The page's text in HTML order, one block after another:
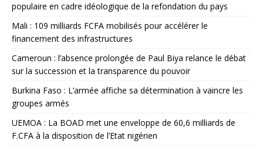
populaire en cadre idéologique de la refondation du pays
Mali : 109 milliards FCFA mobilisés pour accélérer le
financement des infrastructures
Cameroun : l’absence prolongée de Paul Biya relance le débat
sur la succession et la transparence du pouvoir
Burkina Faso : L’armée affiche sa détermination à vaincre les
groupes armés
UEMOA : La BOAD met une enveloppe de 60,6 milliards de
F.CFA à la disposition de l’Etat nigérien